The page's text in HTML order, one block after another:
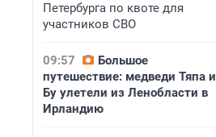
Петербурга по квоте для
участников СВО
09:57
Большое
путешествие: медведи Тяпа и
Бу улетели из Ленобласти в
Ирландию